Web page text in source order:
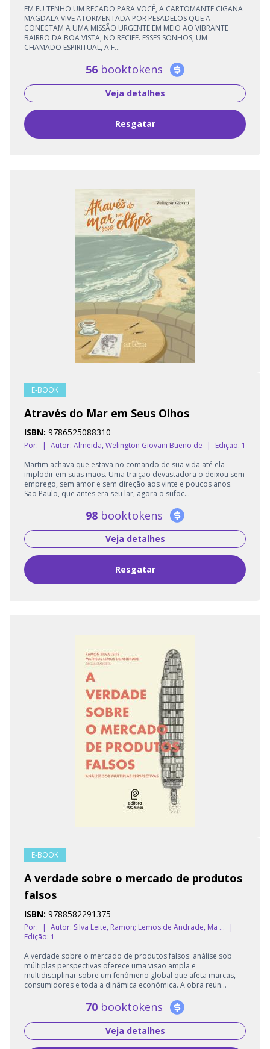
EM EU TENHO UM RECADO PARA VOCÊ, A CARTOMANTE CIGANA
MAGDALA VIVE ATORMENTADA POR PESADELOS QUE A
CONECTAM A UMA MISSÃO URGENTE EM MEIO AO VIBRANTE
BAIRRO DA BOA VISTA, NO RECIFE. ESSES SONHOS, UM
CHAMADO ESPIRITUAL, A F...
56 booktokens
Veja detalhes
Resgatar
E-BOOK
Através do Mar em Seus Olhos
ISBN: 9786525088310
Por: | Autor: Almeida, Welington Giovani Bueno de |
Edição: 1
Martim achava que estava no comando de sua vida até ela
implodir em suas mãos. Uma traição devastadora o deixou sem
emprego, sem amor e sem direção aos vinte e poucos anos.
São Paulo, que antes era seu lar, agora o sufoc...
98 booktokens
Veja detalhes
Resgatar
E-BOOK
A verdade sobre o mercado de produtos
falsos
ISBN: 9788582291375
Por: | Autor: Silva Leite, Ramon; Lemos de Andrade, Ma ...
|
Edição: 1
A verdade sobre o mercado de produtos falsos: análise sob
múltiplas perspectivas oferece uma visão ampla e
multidisciplinar sobre um fenômeno global que afeta marcas,
consumidores e toda a dinâmica econômica. A obra reún...
70 booktokens
Veja detalhes